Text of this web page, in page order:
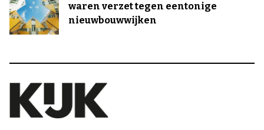
waren verzet tegen eentonige
nieuwbouwwijken